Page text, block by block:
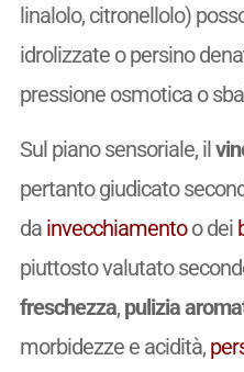
linalolo, citronellolo)
idrolizzate o persino
pressione osmotica o
Sul piano sensoriale, il
pertanto giudicato
da invecchiamentoo dei
piuttosto valutato
freschezza, pulizia
morbidezze e acidità,